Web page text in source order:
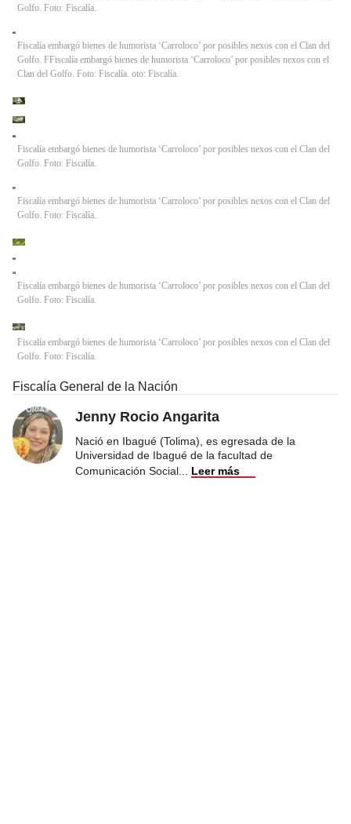
Golfo. Foto: Fiscalía.
Fiscalía embargó bienes de humorista ‘Carroloco’ por posibles nexos con el Clan del
Golfo. FFiscalía embargó bienes de humorista ‘Carroloco’ por posibles nexos con el
Clan del Golfo. Foto: Fiscalía. oto: Fiscalía.
Fiscalía embargó bienes de humorista ‘Carroloco’ por posibles nexos con el Clan del
Golfo. Foto: Fiscalía.
Fiscalía embargó bienes de humorista ‘Carroloco’ por posibles nexos con el Clan del
Golfo. Foto: Fiscalía.
Fiscalía embargó bienes de humorista ‘Carroloco’ por posibles nexos con el Clan del
Golfo. Foto: Fiscalía.
Fiscalía embargó bienes de humorista ‘Carroloco’ por posibles nexos con el Clan del
Golfo. Foto: Fiscalía.
Fiscalía General de la Nación
Jenny Rocio Angarita
Nació en Ibagué (Tolima), es egresada de la
Universidad de Ibagué de la facultad de
Comunicación Social
Leer más